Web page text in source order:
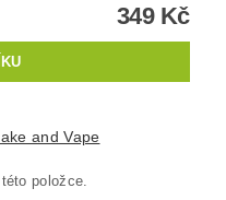
349 Kč
and Vape
položce.